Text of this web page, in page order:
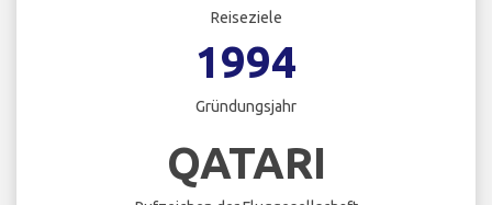
Reiseziele
1994
Gründungsjahr
QATARI